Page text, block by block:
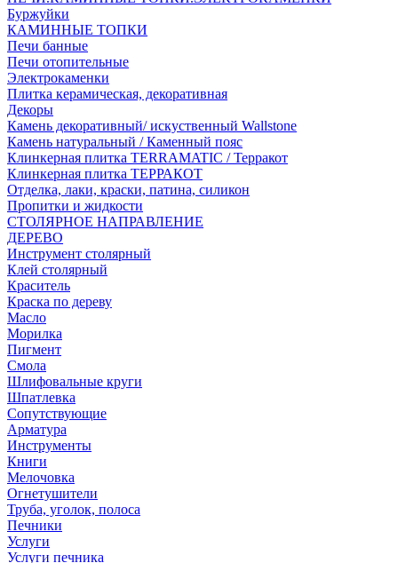
Буржуйки
КАМИННЫЕ ТОПКИ
Печи банные
Печи отопительные
Электрокаменки
Плитка керамическая, декоративная
Декоры
Камень декоративный/ искуственный Wallstone
Камень натуральный / Каменный пояс
Клинкерная плитка TERRAMATIC / Терракот
Клинкерная плитка ТЕРРАКОТ
Отделка, лаки, краски, патина, силикон
Пропитки и жидкости
СТОЛЯРНОЕ НАПРАВЛЕНИЕ
ДЕРЕВО
Инструмент столярный
Клей столярный
Краситель
Краска по дереву
Масло
Морилка
Пигмент
Смола
Шлифовальные круги
Шпатлевка
Сопутствующие
Арматура
Инструменты
Книги
Мелочовка
Огнетушители
Труба, уголок, полоса
Печники
Услуги
Услуги печника